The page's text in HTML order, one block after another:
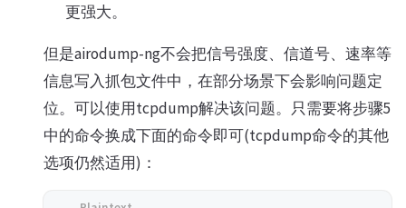
更强大。
但是airodump-ng不会把信号强度、信道号、速率等
信息写入抓包文件中，在部分场景下会影响问题定
位。可以使用tcpdump解决该问题。只需要将步骤5
中的命令换成下面的命令即可(tcpdump命令的其他
选项仍然适用)：